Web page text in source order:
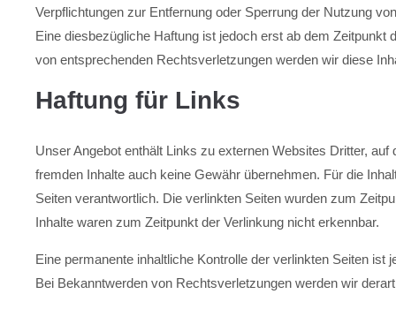
Verpflichtungen zur Entfernung oder Sperrung der Nutzung
Eine diesbezügliche Haftung ist jedoch erst ab dem
von entsprechenden Rechtsverletzungen werden wir diese
Haftung für Links
Unser Angebot enthält Links zu externen Websites Dritter,
fremden Inhalte auch keine Gewähr übernehmen. Für die
Seiten verantwortlich. Die verlinkten Seiten wurden zum
Inhalte waren zum Zeitpunkt der Verlinkung nicht erkennbar.
Eine permanente inhaltliche Kontrolle der verlinkten Seiten
Bei Bekanntwerden von Rechtsverletzungen werden wir